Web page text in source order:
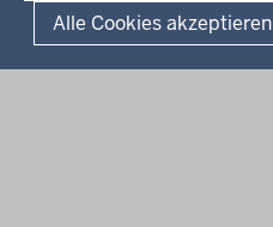
Alle Cookies akzeptieren
Landesportal NRW
Anfahrt
E-Rechnung